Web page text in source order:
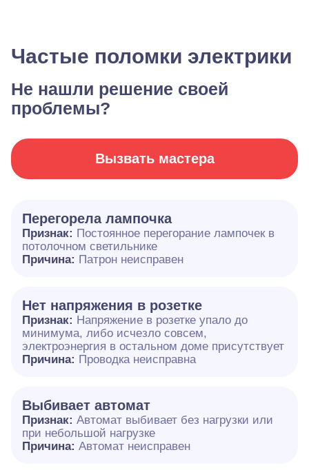
Частые поломки электрики
Не нашли решение своей
проблемы?
Вызвать мастера
Перегорела лампочка
Признак: Постоянное перегорание лампочек в
потолочном светильнике
Причина: Патрон неисправен
Нет напряжения в розетке
Признак: Напряжение в розетке упало до
минимума, либо исчезло совсем,
электроэнергия в остальном доме присутствует
Причина: Проводка неисправна
Выбивает автомат
Признак: Автомат выбивает без нагрузки или
при небольшой нагрузке
Причина: Автомат неисправен